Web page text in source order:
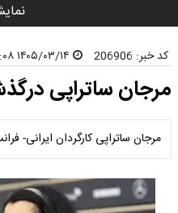
کد خبر: 206906
مرجان ساتراپی
مرجان ساتراپی کارگردان ایرانی- فرانسوی در ۵۶